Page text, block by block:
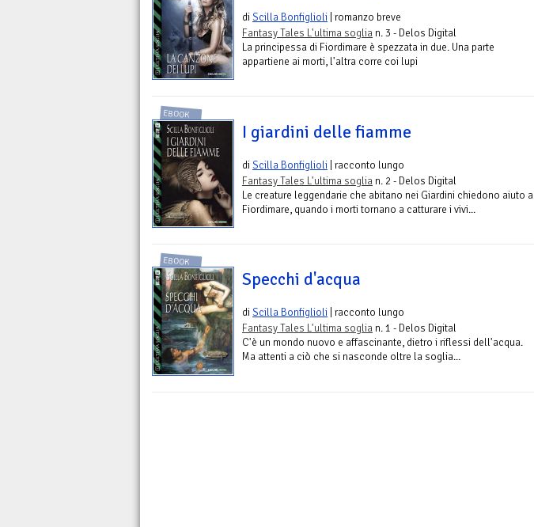
diScilla Bonfiglioli | romanzo breve
Fantasy Tales L'ultima soglia n. 3 - Delos Digital
La principessa di Fiordimare è spezzata in due. Una parte
appartiene ai morti, l'altra corre coi lupi
EBOOK
I giardini delle fiamme
diScilla Bonfiglioli | racconto lungo
Fantasy Tales L'ultima soglia n. 2 - Delos Digital
Le creature leggendarie che abitano nei Giardini chiedono aiuto a
Fiordimare, quando i morti tornano a catturare i vivi...
EBOOK
Specchi d'acqua
diScilla Bonfiglioli | racconto lungo
Fantasy Tales L'ultima soglia n. 1 - Delos Digital
C'è un mondo nuovo e affascinante, dietro i riflessi dell'acqua.
Ma attenti a ciò che si nasconde oltre la soglia...